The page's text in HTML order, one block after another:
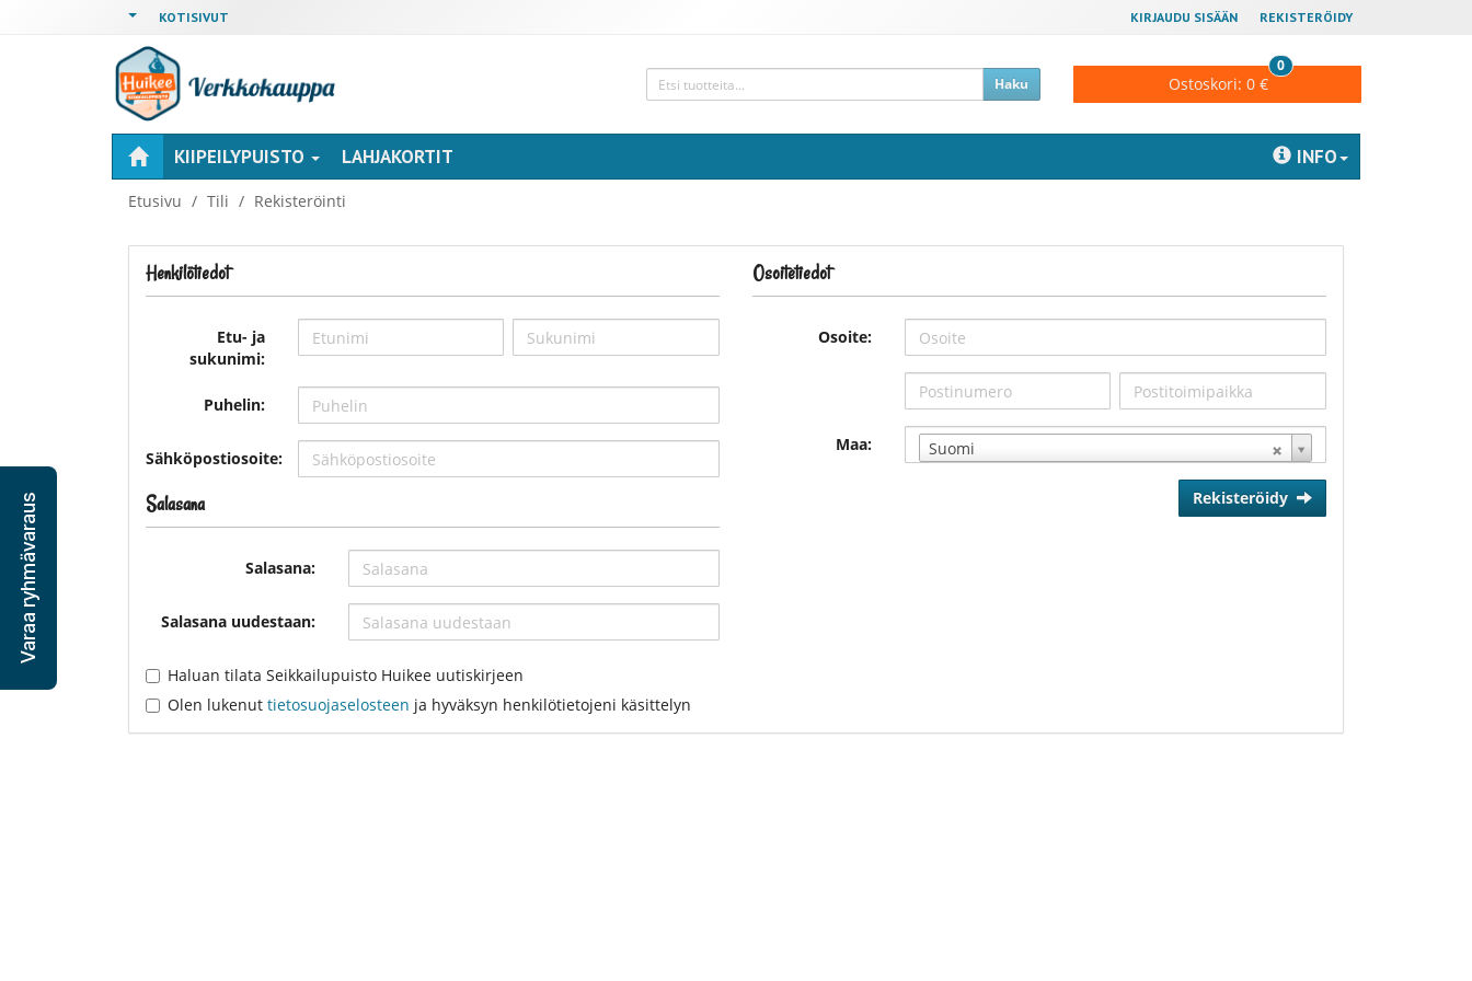
Varaa ryhmävaraus
KOTISIVUT KIRJAUDU SISÄÄN REKISTERÖIDY
Haku Ostoskori: 0 €
0
KIIPEILYPUISTO LAHJAKORTIT INFO
Etusivu Tili Rekisteröinti
Henkilötiedot
Etu- ja
sukunimi:
Puhelin:
Sähköpostiosoite:
Salasana
Salasana:
Salasana uudestaan:
Osoitetiedot
Osoite:
Maa: Suomi
Rekisteröidy
Haluan tilata Seikkailupuisto Huikee uutiskirjeen
Olen lukenut tietosuojaselosteen ja hyväksyn henkilötietojeni käsittelyn